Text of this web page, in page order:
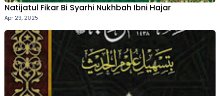
Natijatul Fikar Bi Syarhi Nukhbah Ibni Hajar
Apr 29, 2025